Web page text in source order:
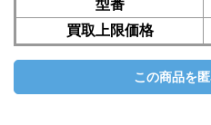
型番
買取上限価格